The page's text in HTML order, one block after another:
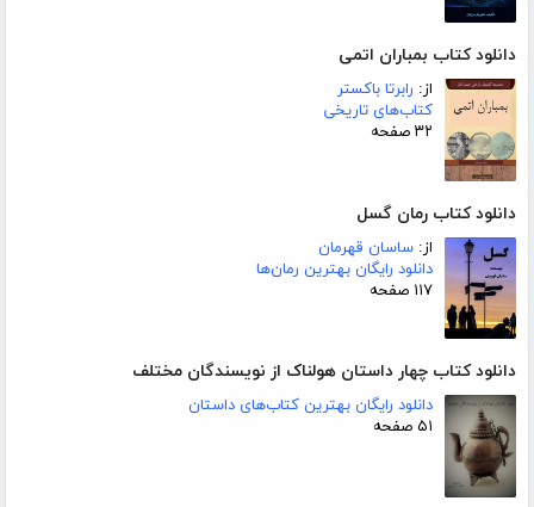
دانلود کتاب بمباران اتمی
از: رابرتا باکستر
کتاب‌های تاریخی
۳۲ صفحه
دانلود کتاب رمان گسل
از: ساسان قهرمان
دانلود رایگان بهترین رمان‌ها
۱۱۷ صفحه
دانلود کتاب چهار داستان هولناک از نویسندگان مختلف
دانلود رایگان بهترین کتاب‌های داستان
۵۱ صفحه